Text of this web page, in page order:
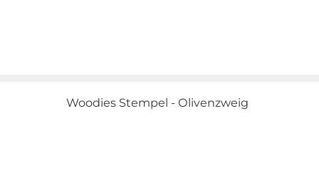
Woodies Stempel - Olivenzweig